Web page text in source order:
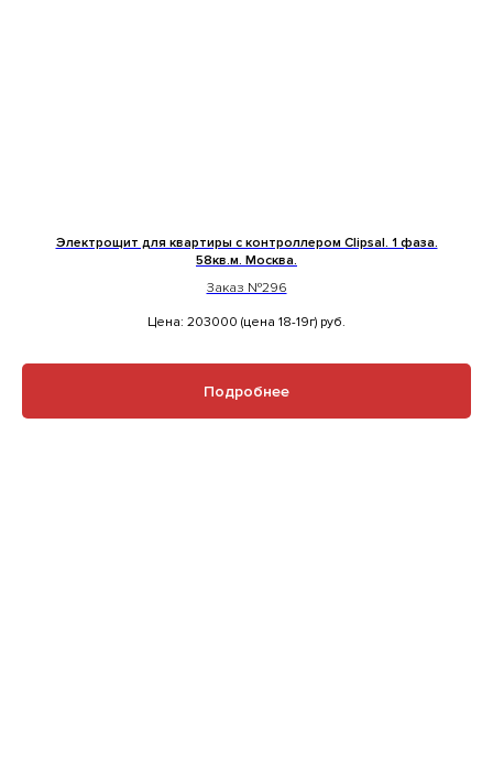
Электрощит для квартиры с контроллером Clipsal. 1 фаза.
58кв.м. Москва.
Заказ №296
Цена: 203000 (цена 18-19г) руб.
Подробнее